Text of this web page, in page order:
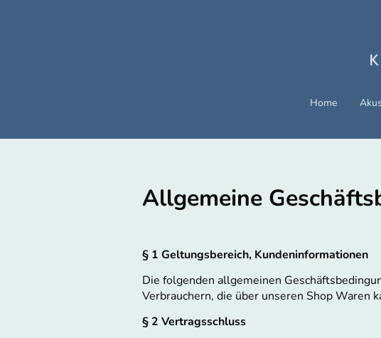
Home
Allgemeine
§ 1 Geltungsbereich, Kundeninformationen
Die folgenden allgemeinen
Verbrauchern, die über unseren Shop Waren
§ 2 Vertragsschluss